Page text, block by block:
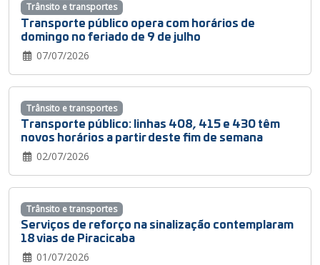
Transporte público opera com horários de
domingo no feriado de 9 de julho
07/07/2026
Trânsito e transportes
Transporte público: linhas 408, 415 e 430 têm
novos horários a partir deste fim de semana
02/07/2026
Trânsito e transportes
Serviços de reforço na sinalização contemplaram
18 vias de Piracicaba
01/07/2026
Trânsito e transportes